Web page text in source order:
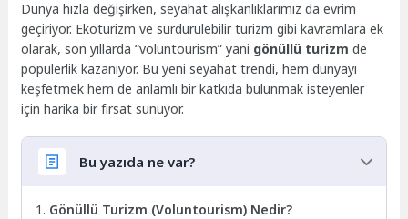
Dünya hızla değişirken, seyahat alışkanlıklarımız da evrim
geçiriyor. Ekoturizm ve sürdürülebilir turizm gibi kavramlara ek
olarak, son yıllarda “voluntourism” yani gönüllü turizm de
popülerlik kazanıyor. Bu yeni seyahat trendi, hem dünyayı
keşfetmek hem de anlamlı bir katkıda bulunmak isteyenler
için harika bir fırsat sunuyor.
Bu yazıda ne var?
Gönüllü Turizm (Voluntourism) Nedir?